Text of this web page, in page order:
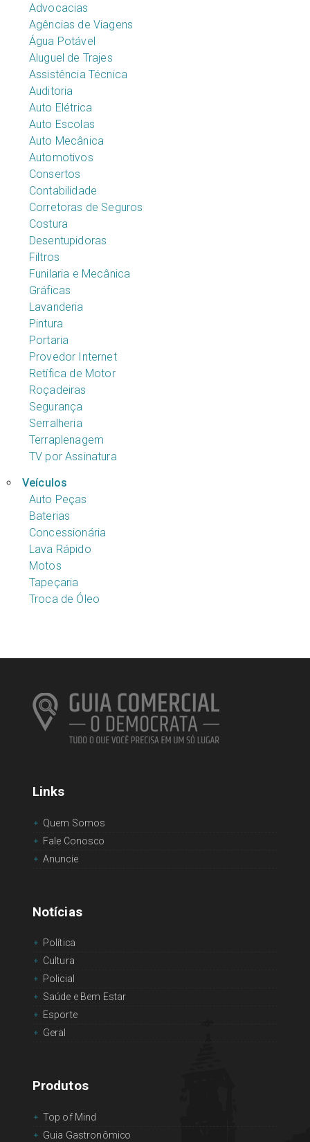
Advocacias
Agências de Viagens
Água Potável
Aluguel de Trajes
Assistência Técnica
Auditoria
Auto Elétrica
Auto Escolas
Auto Mecânica
Automotivos
Consertos
Contabilidade
Corretoras de Seguros
Costura
Desentupidoras
Filtros
Funilaria e Mecânica
Gráficas
Lavanderia
Pintura
Portaria
Provedor Internet
Retífica de Motor
Roçadeiras
Segurança
Serralheria
Terraplenagem
TV por Assinatura
Veículos
Auto Peças
Baterias
Concessionária
Lava Rápido
Motos
Tapeçaria
Troca de Óleo
Links
Quem Somos
Fale Conosco
Anuncie
Notícias
Política
Cultura
Policial
Saúde e Bem Estar
Esporte
Geral
Produtos
Top of Mind
Guia Gastronômico